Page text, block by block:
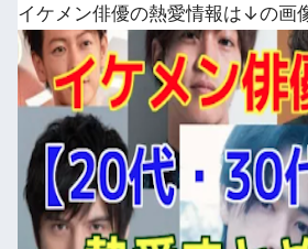
イケメン俳優の熱愛情報は↓の画